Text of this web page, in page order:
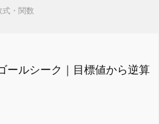
検索
式・関数
ールシーク｜目標値から逆算